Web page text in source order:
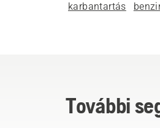
karbantartás
További